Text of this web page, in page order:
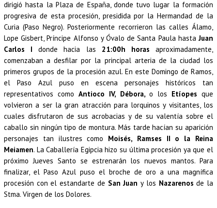
dirigió hasta la Plaza de España, donde tuvo lugar la formación
progresiva de esta procesión, presidida por la Hermandad de la
Curia (Paso Negro). Posteriormente recorrieron las calles Álamo,
Lope Gisbert, Príncipe Alfonso y Óvalo de Santa Paula hasta Juan
Carlos Idonde hacia las 21:00h horas aproximadamente,
comenzaban a desfilar por la principal arteria de la ciudad los
primeros grupos de la procesión azul. En este Domingo de Ramos,
el Paso Azul puso en escena personajes históricos tan
representativos como Antioco IV, Débora,o los Etíopes que
volvieron a ser la gran atracción para lorquinos y visitantes, los
cuales disfrutaron de sus acrobacias y de su valentía sobre el
caballo sin ningún tipo de montura. Más tarde hacían su aparición
personajes tan ilustres como Moisés, Ramses II o la Reina
Meiamen. La Caballería Egipcia hizo su última procesión ya que el
próximo Jueves Santo se estrenarán los nuevos mantos. Para
finalizar, el Paso Azul puso el broche de oro a una magnífica
procesión con el estandarte de San Juan y los Nazarenos de la
Stma. Virgen de los Dolores.